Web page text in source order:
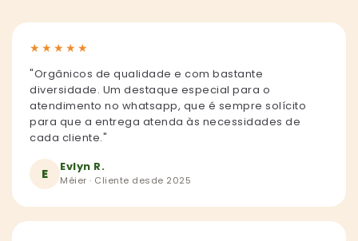
★ ★ ★ ★ ★
"Orgânicos de qualidade e com bastante
diversidade. Um destaque especial para o
atendimento no whatsapp, que é sempre solícito
para que a entrega atenda às necessidades de
cada cliente."
E Evlyn R.
Méier · Cliente desde 2025